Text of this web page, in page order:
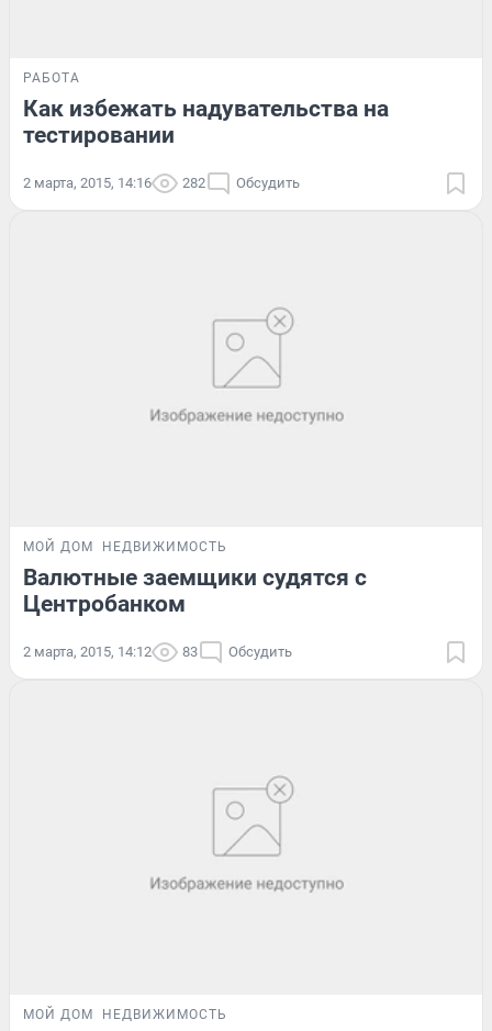
РАБОТА
Как избежать надувательства на
тестировании
2 марта, 2015, 14:16 282 Обсудить
МОЙ ДОМ НЕДВИЖИМОСТЬ
Валютные заемщики судятся с
Центробанком
2 марта, 2015, 14:12 83 Обсудить
МОЙ ДОМ НЕДВИЖИМОСТЬ